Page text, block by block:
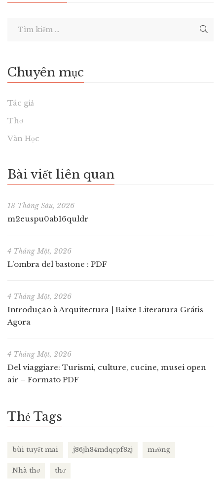
Chuyên mục
Tác giả
Thơ
Văn Học
Bài viết liên quan
13 Tháng Sáu, 2026
m2euspu0ab16quldr
4 Tháng Một, 2026
L’ombra del bastone : PDF
4 Tháng Một, 2026
Introdução à Arquitectura | Baixe Literatura Grátis
Agora
4 Tháng Một, 2026
Del viaggiare: Turismi, culture, cucine, musei open
air – Formato PDF
Thẻ Tags
bùi tuyết mai j86jh84mdqcpf8zj mường
Nhà thơ thơ